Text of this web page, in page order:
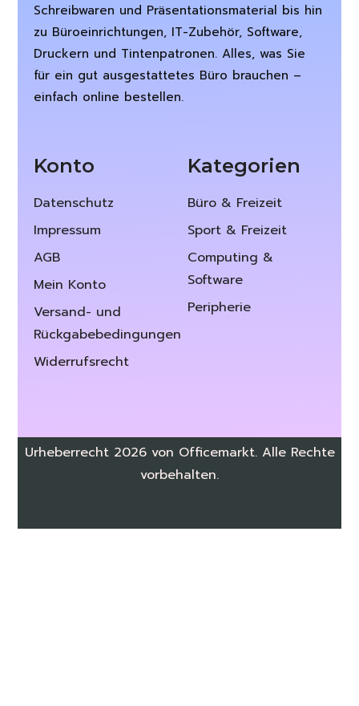
Schreibwaren und Präsentationsmaterial bis hin
zu Büroeinrichtungen, IT-Zubehör, Software,
Druckern und Tintenpatronen. Alles, was Sie
für ein gut ausgestattetes Büro brauchen –
einfach online bestellen.
Konto
Datenschutz
Impressum
AGB
Mein Konto
Versand- und
Rückgabebedingungen
Widerrufsrecht
Kategorien
Büro & Freizeit
Sport & Freizeit
Computing &
Software
Peripherie
Urheberrecht 2026 von Officemarkt. Alle Rechte
vorbehalten.